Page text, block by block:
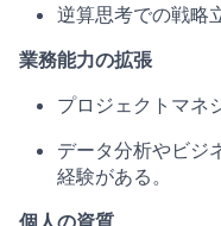
逆算思考での戦略
業務能力の拡張
プロジェクトマネ
データ分析やビジ
経験がある。
個人の資質